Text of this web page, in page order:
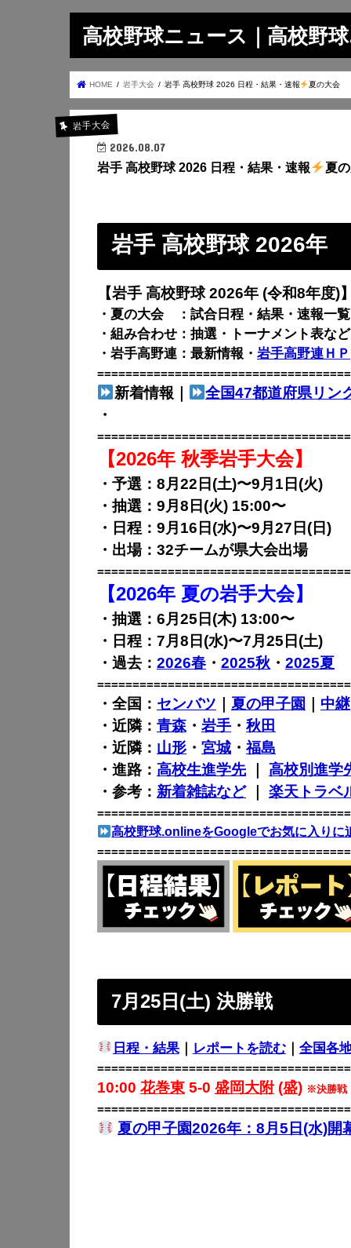
高校野球ニュース｜高校野
HOME 岩手大会 岩手 高校野球 2026 日程・結果・速報 夏の大会
岩手大会
2026.08.07
岩手 高校野球 2026 日程・結果・速報 夏
岩手 高校野球 2026年
【岩手 高校野球 2026年 (令和8年度)】
・夏の大会 ：試合日程・結果・速報一覧
・組み合わせ：抽選・トーナメント表など
・岩手高野連：最新情報・ 岩手高野連ＨＰ
新着情報｜
全国47都道府県リン
・
【2026年 秋季岩手大会】
・予選：8月22日(土)〜9月1日(火)
・抽選：9月8日(火) 15:00〜
・日程：9月16日(水)〜9月27日(日)
・出場：32チームが県大会出場
【2026年 夏の岩手大会】
・抽選：6月25日(木) 13:00〜
・日程：7月8日(水)〜7月25日(土)
・過去： 2026春 ・ 2025秋 ・ 2025夏
・全国： センバツ 夏の甲子園
中継
・近隣： 青森 ・ 岩手 ・ 秋田
・近隣： 山形 ・ 宮城 ・福島
・進路： 高校生進学先｜ 高校別進学
・参考： 新着雑誌など｜ 楽天トラベ
高校野球.onlineをGoogleでお気に入りに
7月25日(土) 決勝戦
日程・結果｜ レポートを読む｜ 全国各
10:00 花巻東 5-0 盛岡大附(盛) ※決勝戦
夏の甲子園2026年：8月5日(水)開